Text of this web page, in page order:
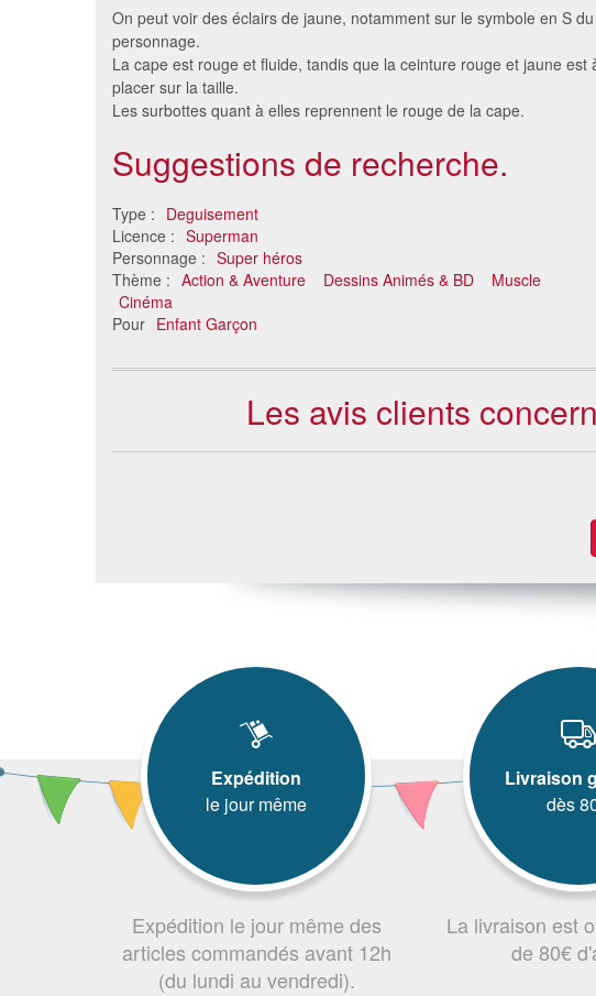
On peut voir des éclairs de jaune, notamment sur le symbole en S du
personnage.
La cape est rouge et fluide, tandis que la ceinture rouge et jaune est
placer sur la taille.
Les surbottes quant à elles reprennent le rouge de la cape.
Suggestions de recherche.
Type : Deguisement
Licence : Superman
Personnage : Super héros
Thème : Action & Aventure Dessins Animés & BD
Muscle
Cinéma
Pour Enfant Garçon
Déguisement ultimate
Spiderman pour enfant
30 €
Déguisement capitaine
22 €
Les avis clients
Expédition
le jour même
Expédition le jour même des
articles commandés avant 12h
(du lundi au vendredi).
Livraison
dès
La livraison est
de 80€